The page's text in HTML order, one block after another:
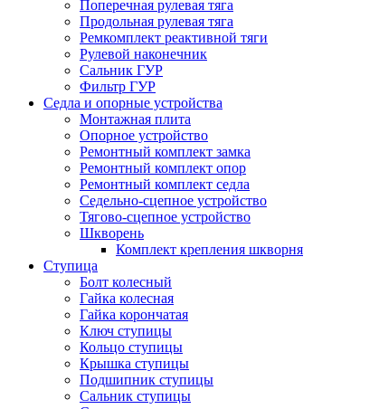
Поперечная рулевая тяга
Продольная рулевая тяга
Ремкомплект реактивной тяги
Рулевой наконечник
Сальник ГУР
Фильтр ГУР
Седла и опорные устройства
Монтажная плита
Опорное устройство
Ремонтный комплект замка
Ремонтный комплект опор
Ремонтный комплект седла
Седельно-сцепное устройство
Тягово-сцепное устройство
Шкворень
Комплект крепления шкворня
Ступица
Болт колесный
Гайка колесная
Гайка корончатая
Ключ ступицы
Кольцо ступицы
Крышка ступицы
Подшипник ступицы
Сальник ступицы